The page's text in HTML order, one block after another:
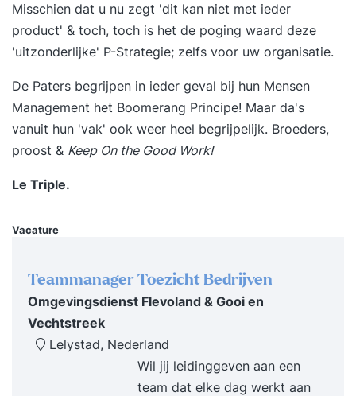
rapportages beter lezen. U kunt de juiste
vragen stellen bij de raportages. U heeft meer
inzicht in het financiële proces. Bij deze cursus
gebruiken we het Praktijkboek OR en financiën.
Als je meer verdieping wilt, kan je ook de
tweedaagse training OR en financieel beleid
volgen. Programma De Cursus OR en financieel
training je krijgt voor de training een schriftelijke
Basiscursus OR en financieel beleid met de
strategisch beleid, de kaderbrief, de meerjaren-
en jaarbegroting, de voortgangsrapportages, het
jaarverslag en de jaarrekening komen allemaal
aan de orde. Jij en je OR kunnen begrotingen en
rapportages alleen goed begrijpen als je ook de
belangrijkste begrippen kent. Je maakt tijdens
Misschien dat u nu zegt 'dit kan niet met ieder
product' & toch, toch is het de poging waard deze
'uitzonderlijke' P-Strategie; zelfs voor uw organisatie.
De Paters begrijpen in ieder geval bij hun Mensen
Management het Boomerang Principe! Maar da's
vanuit hun 'vak' ook weer heel begrijpelijk. Broeders,
proost & Keep On the Good Work!
Le Triple.
Vacature
Teammanager Toezicht Bedrijven
Omgevingsdienst Flevoland & Gooi en
Vechtstreek
Lelystad, Nederland
Wil jij leidinggeven aan een
team dat elke dag werkt aan